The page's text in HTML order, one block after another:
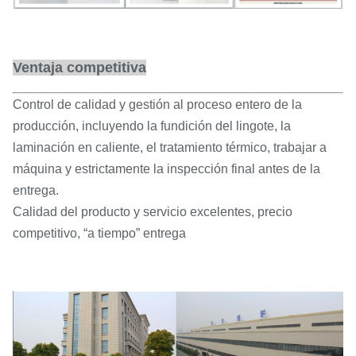
Ventaja competitiva
Control de calidad y gestión al proceso entero de la
producción, incluyendo la fundición del lingote, la
laminación en caliente, el tratamiento térmico, trabajar a
máquina y estrictamente la inspección final antes de la
entrega.
Calidad del producto y servicio excelentes, precio
competitivo, “a tiempo” entrega